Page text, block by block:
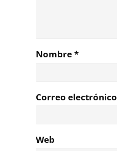
Nombre*
Correo electrónico
Web